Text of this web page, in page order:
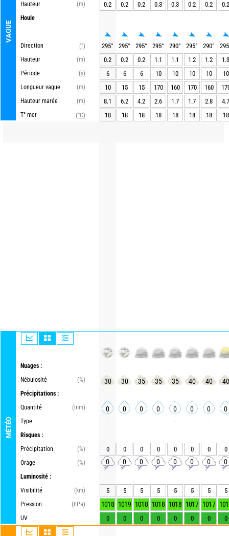
VAGUE
Hauteur
(m)
Houle
Direction
(°)
Hauteur
(m)
Période
(s)
Longueur vague
(m)
Hauteur marée
(m)
T° mer
(°C)
MÉTÉO
Nuages :
Nébulosité
(%)
Précipitations :
Quantité
(mm)
Type
Risques :
Précipitation
(%)
Orage
(%)
Luminosité :
Visibilité
(km)
Pression
(hPa)
UV
0.2 0.2 0.2 0.3 0.3 0.2 0.2 0.2
295° 295° 295° 295° 290° 295° 290°
295
0.2
0.2 0.2 1.1 1.1 1.2 1.2
1.3
6
6 6 10 10 10 10
10
10
15 15 170 160 170 160
8.1
6.2 4.2 2.6 1.7 1.7 2.8
4.7
18
18 18 18 18 18 18 18
30 30 35 35 35 40 40 40
0 0 0 0 0 0 0 0
- - - - - - - -
0 0 0 0 0 0 0 0
0 0 0 0 0 0 0 0
5 5 5 5 5 5 5 5
1018 1019 1018 1018 1018 1017 1017
0 0 0 0 0 0 0 0